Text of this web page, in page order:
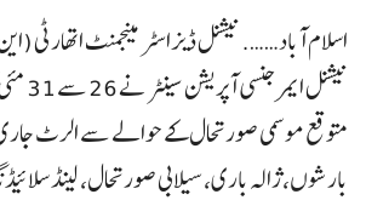
اسلام آباد……. نیشنل ڈیزاسٹر مینجمنٹ اتھارٹی
نیشنل
متوقع موسمی صورتحال کے حوالے سے الرٹ
بارشوں، ژالہ باری، سیلابی صورتحال، لینڈ